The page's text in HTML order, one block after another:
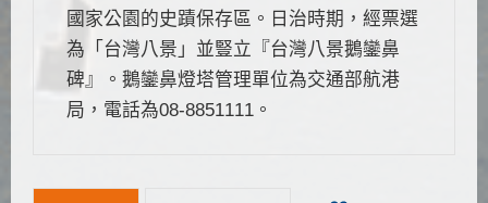
國家公園的史蹟保存區。日治時期，經票選
為「台灣八景」並豎立『台灣八景鵝鑾鼻
碑』。鵝鑾鼻燈塔管理單位為交通部航港
局，電話為08-8851111。